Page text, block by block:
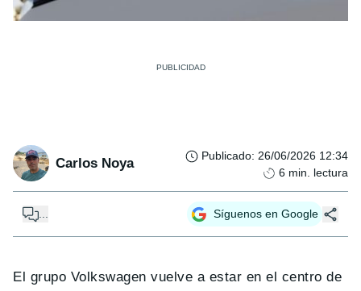
Carlos Noya Publicado: 26/06/2026 12:34
6 min. lectura
... Síguenos en Google
El grupo Volkswagen vuelve a estar en el centro de